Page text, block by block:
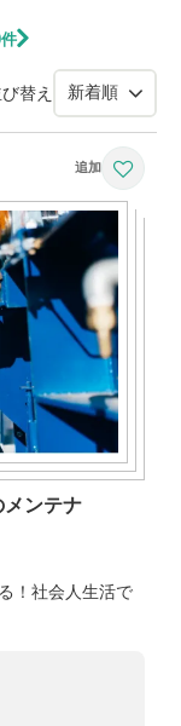
替え
メンテナ
！社会人生活で